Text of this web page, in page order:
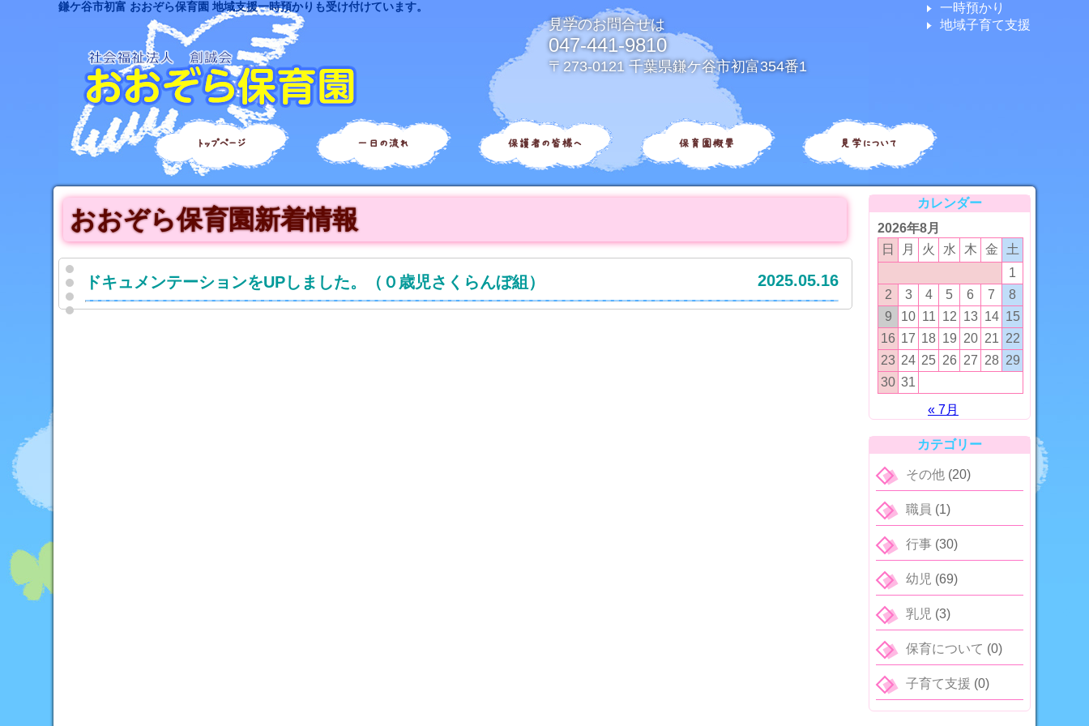
鎌ケ谷市初富 おおぞら保育園 地域支援一時預かりも受け付けています。
見学のお問合せは
047-441-9810
〒273-0121 千葉県鎌ケ谷市初富354番1
一時預かり
地域子育て支援
トップページ 一日の流れ 保護者の皆様へ 保育園概要 見学について
おおぞら保育園新着情報
ドキュメンテーションをUPしました。（０歳児さくらんぼ組） 2025.05.16
カレンダー
2026年8月
日
月 火 水 木 金
土
1
2
3 4 5 6 7
8
9
10 11 12 13 14 15
16 17 18 19 20 21 22
23 24 25 26 27 28 29
30 31
« 7月
カテゴリー
その他(20)
職員 (1)
行事(30)
幼児 (69)
乳児 (3)
保育について (0)
子育て支援 (0)